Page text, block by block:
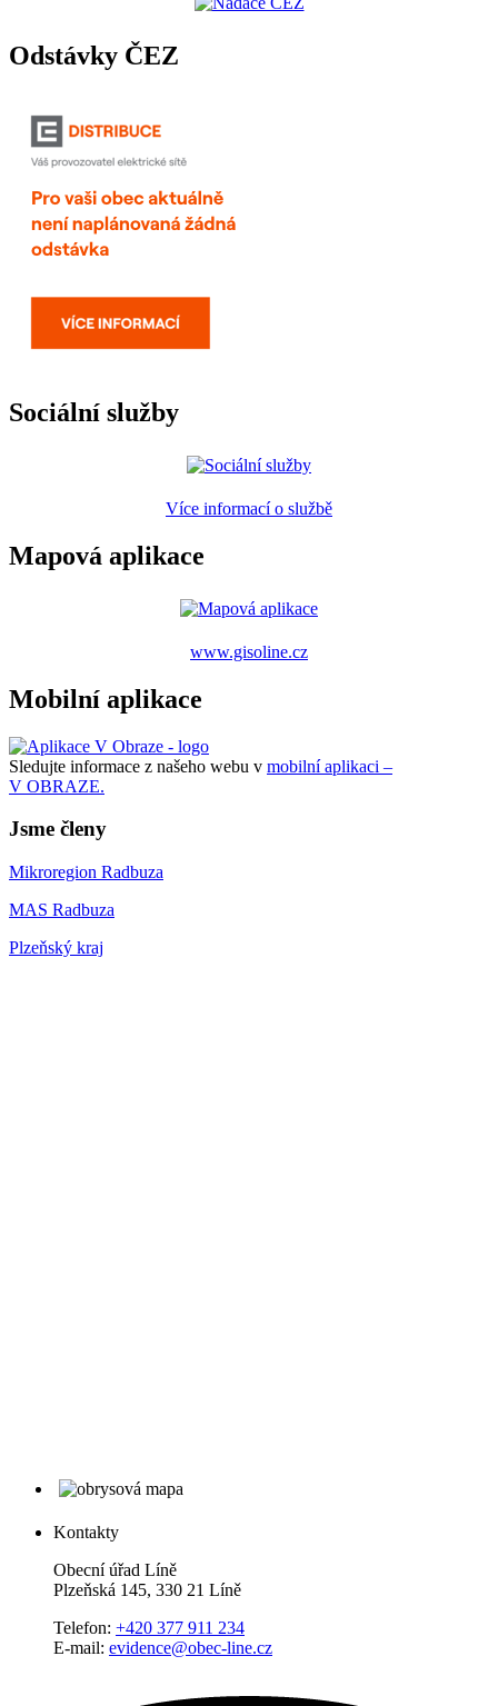
Odstávky ČEZ
Sociální služby
Více informací o službě
Mapová aplikace
www.gisoline.cz
Mobilní aplikace
Sledujte informace z našeho webu v mobilní aplikaci –
V OBRAZE.
Jsme členy
Mikroregion Radbuza
MAS Radbuza
Plzeňský kraj
Kontakty
Obecní úřad Líně
Plzeňská 145, 330 21 Líně
Telefon: +420 377 911 234
E-mail: evidence@obec-line.cz